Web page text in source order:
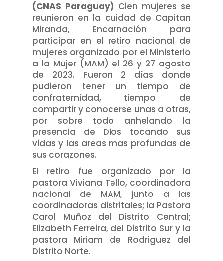
(CNAS Paraguay) Cien mujeres se
reunieron en la cuidad de Capitan
Miranda, Encarnación para
participar en el retiro nacional de
mujeres organizado por el Ministerio
a la Mujer (MAM) el 26 y 27 agosto
de 2023. Fueron 2 días donde
pudieron tener un tiempo de
confraternidad, tiempo de
compartir y conocerse unas a otras,
por sobre todo anhelando la
presencia de Dios tocando sus
vidas y las areas mas profundas de
sus corazones.
El retiro fue organizado por la
pastora Viviana Tello, coordinadora
nacional de MAM, junto a las
coordinadoras distritales; la Pastora
Carol Muñoz del Distrito Central;
Elizabeth Ferreira, del Distrito Sur y la
pastora Miriam de Rodriguez del
Distrito Norte.